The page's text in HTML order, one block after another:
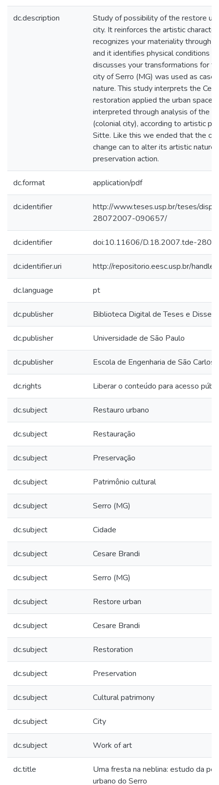
dc.description
Study of possibility of the restore
city. It reinforces the artistic
recognizes your materiality through
and it identifies physical conditions
discusses your transformations for
city of Serro (MG) was used as
nature. This study interprets the
restoration applied the urban space,
interpreted through analysis of the
(colonial city), according to artistic
Sitte. Like this we ended that the
change can to alter its artistic
preservation action.
dc.format application/pdf
dc.identifier
http://www.teses.usp.br/teses/
28072007-090657/
dc.identifier doi:10.11606/D.18.2007.tde-
dc.identifier.uri http://repositorio.eesc.usp.br/
dc.language pt
dc.publisher Biblioteca Digital de Teses e
dc.publisher Universidade de São Paulo
dc.publisher Escola de Engenharia de São Carlos
dc.rights Liberar o conteúdo para acesso
dc.subject Restauro urbano
dc.subject Restauração
dc.subject Preservação
dc.subject Patrimônio cultural
dc.subject Serro (MG)
dc.subject Cidade
dc.subject Cesare Brandi
dc.subject Serro (MG)
dc.subject Restore urban
dc.subject Cesare Brandi
dc.subject Restoration
dc.subject Preservation
dc.subject Cultural patrimony
dc.subject City
dc.subject Work of art
dc.title
Uma fresta na neblina: estudo da
urbano do Serro